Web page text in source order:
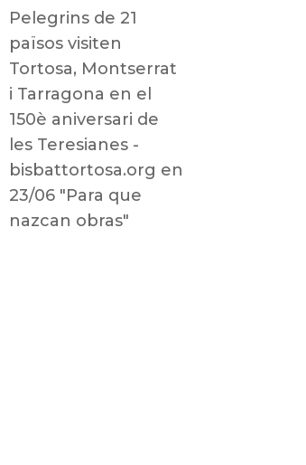
Pelegrins de 21
països visiten
Tortosa, Montserrat
i Tarragona en el
150è aniversari de
les Teresianes -
bisbattortosa.org en
23/06 "Para que
nazcan obras"